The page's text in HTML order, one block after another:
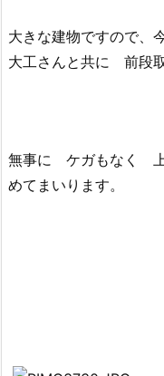
大きな建物ですので、
大工さんと共に 前段
無事に ケガもなく
めてまいります。